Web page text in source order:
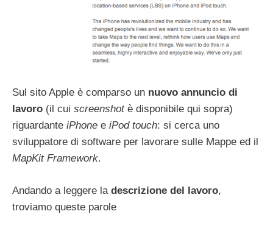
Sul sito Apple è comparso un nuovo annuncio di
lavoro (il cui screenshotè disponibile qui sopra)
riguardante iPhone e iPod touch: si cerca uno
sviluppatore di software per lavorare sulle Mappe ed il
MapKit Framework.
Andando a leggere la descrizione del lavoro,
troviamo queste parole